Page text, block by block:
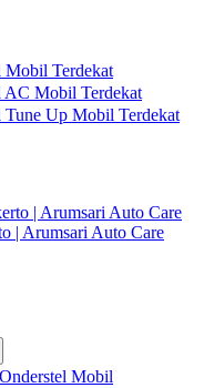
Mobil Terdekat
AC Mobil Terdekat
Tune Up Mobil Terdekat
| Arumsari Auto Care
Mobil